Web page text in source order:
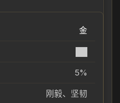
金
5%
刚毅、坚韧